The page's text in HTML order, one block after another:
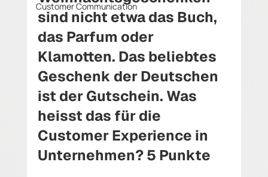
Customer Communication
sind nicht etwa das Buch,
das Parfum oder
Klamotten. Das beliebtes
Geschenk der Deutschen
ist der Gutschein. Was
heisst das für die
Customer Experience in
Unternehmen? 5 Punkte